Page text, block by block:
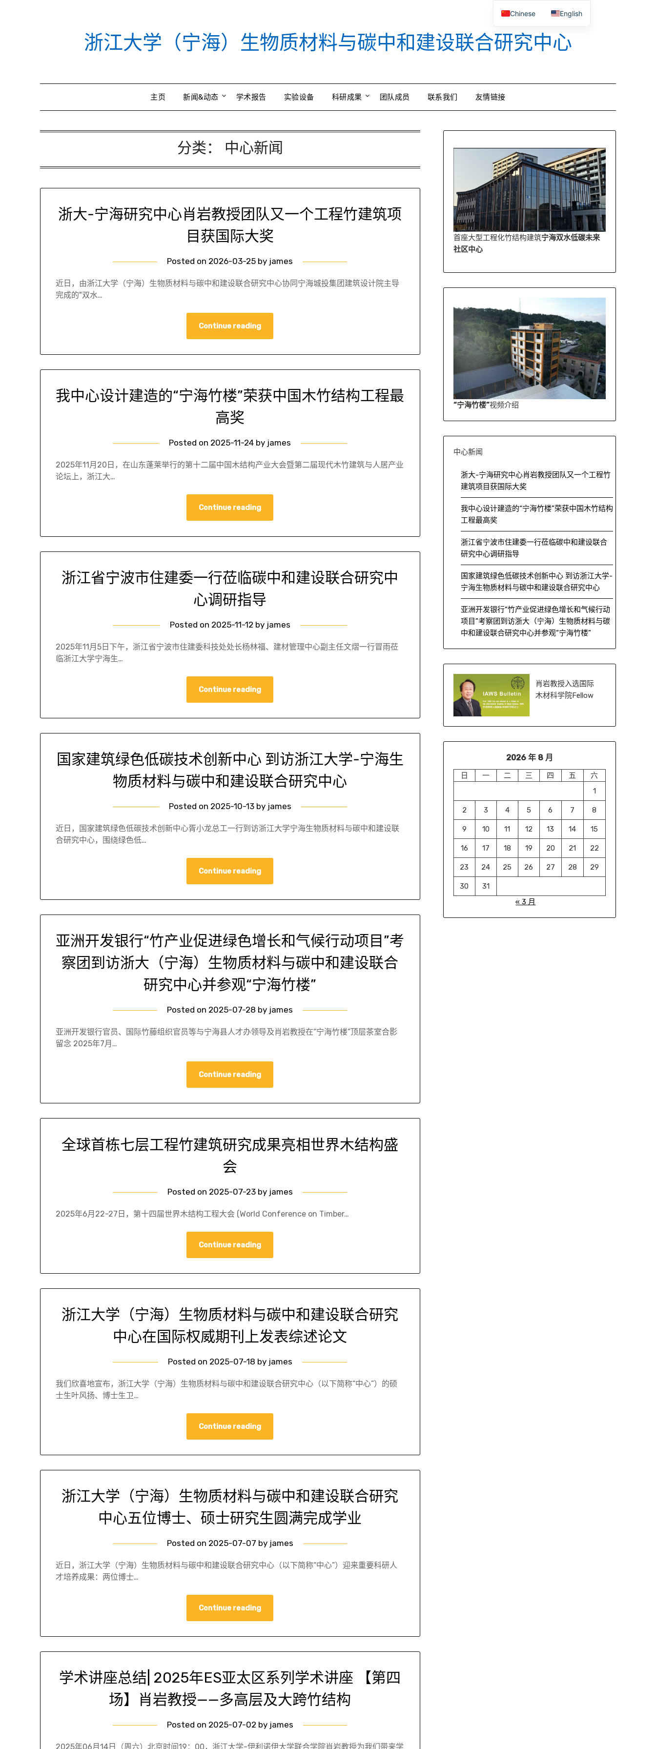
浙江大学（宁海）生物质材料与碳中和建设联合研究中心
主页 新闻&动态 学术报告 实验设备 科研成果 团队成员 联系我们 友情链接
分类： 中心新闻
浙大-宁海研究中心肖岩教授团队又一个工程竹建筑项
目获国际大奖
Posted on 2026-03-25 by james
近日，由浙江大学（宁海）生物质材料与碳中和建设联合研究中心协同宁海城投集团建筑设计院主导
完成的"双水…
Continue reading
我中心设计建造的“宁海竹楼”荣获中国木竹结构工程最
高奖
Posted on 2025-11-24 by james
2025年11月20日，在山东蓬莱举行的第十二届中国木结构产业大会暨第二届现代木竹建筑与人居产业
论坛上，浙江大…
Continue reading
浙江省宁波市住建委一行莅临碳中和建设联合研究中
心调研指导
Posted on 2025-11-12 by james
2025年11月5日下午，浙江省宁波市住建委科技处处长杨林福、建材管理中心副主任文熠一行冒雨莅
临浙江大学宁海生…
Continue reading
国家建筑绿色低碳技术创新中心 到访浙江大学-宁海生
物质材料与碳中和建设联合研究中心
Posted on 2025-10-13by james
近日，国家建筑绿色低碳技术创新中心胥小龙总工一行到访浙江大学宁海生物质材料与碳中和建设联
合研究中心，围绕绿色低…
Continue reading
亚洲开发银行“竹产业促进绿色增长和气候行动项目”考
察团到访浙大（宁海）生物质材料与碳中和建设联合
研究中心并参观“宁海竹楼”
Posted on 2025-07-28 by james
亚洲开发银行官员、国际竹藤组织官员等与宁海县人才办领导及肖岩教授在“宁海竹楼”顶层茶室合影
留念 2025年7月…
Continue reading
全球首栋七层工程竹建筑研究成果亮相世界木结构盛
会
Posted on 2025-07-23by james
2025年6月22-27日，第十四届世界木结构工程大会 (World Conference on Timber…
Continue reading
浙江大学（宁海）生物质材料与碳中和建设联合研究
中心在国际权威期刊上发表综述论文
Posted on 2025-07-18 by james
我们欣喜地宣布，浙江大学（宁海）生物质材料与碳中和建设联合研究中心（以下简称“中心”）的硕
士生叶风扬、博士生卫…
Continue reading
浙江大学（宁海）生物质材料与碳中和建设联合研究
中心五位博士、硕士研究生圆满完成学业
Posted on 2025-07-07 by james
近日，浙江大学（宁海）生物质材料与碳中和建设联合研究中心（以下简称“中心”）迎来重要科研人
才培养成果：两位博士…
Continue reading
学术讲座总结| 2025年ES亚太区系列学术讲座 【第四
场】肖岩教授——多高层及大跨竹结构
Posted on 2025-07-02 by james
2025年06月14日（周六）北京时间19：00，浙江大学-伊利诺伊大学联合学院肖岩教授为我们带来学
首座大型工程化竹结构建筑宁海双水低碳未来
社区中心
“宁海竹楼”视频介绍
中心新闻
浙大-宁海研究中心肖岩教授团队又一个工程竹
建筑项目获国际大奖
我中心设计建造的“宁海竹楼”荣获中国木竹结构
工程最高奖
浙江省宁波市住建委一行莅临碳中和建设联合
研究中心调研指导
国家建筑绿色低碳技术创新中心 到访浙江大学-
宁海生物质材料与碳中和建设联合研究中心
亚洲开发银行“竹产业促进绿色增长和气候行动
项目”考察团到访浙大（宁海）生物质材料与碳
中和建设联合研究中心并参观“宁海竹楼”
肖岩教授入选国际
木材科学院Fellow
2026 年 8 月
日 一 二 三 四 五
六
1
2 3 4 5 6 7 8
9 10 11 12 13 14 15
16 17 18 19 20 21 22
23 24 25 26 27 28 29
30
31
« 3 月
Chinese English